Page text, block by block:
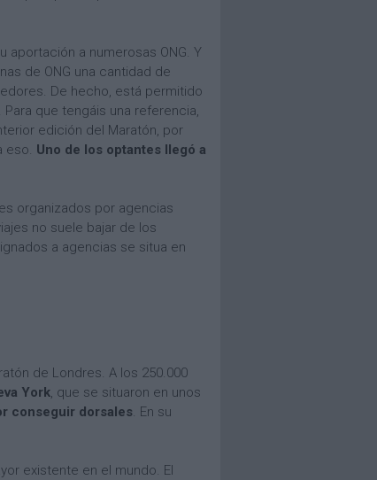
aportación a numerosas ONG. Y
de ONG una cantidad de
De hecho, está permitido
que tengáis una referencia,
edición del Maratón, por
eso. Uno de los optantes llegó a
organizados por agencias
no suele bajar de los
a agencias se situa en
de Londres. A los 250.000
York, que se situaron en unos
conseguir dorsales. En su
existente en el mundo. El